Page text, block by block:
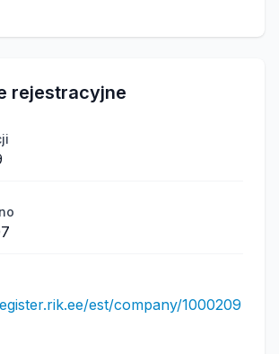
rejestracyjne
est/company/1000209